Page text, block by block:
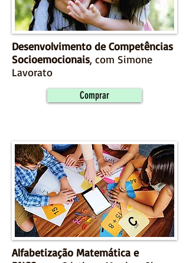
Desenvolvimento de Competências
Socioemocionais, com Simone
Lavorato
Comprar
Alfabetização Matemática e